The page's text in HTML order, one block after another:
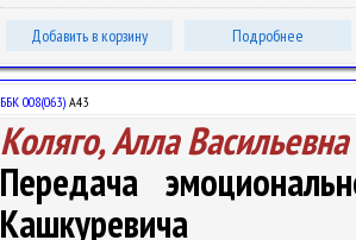
Добавить в корзину Подробнее
ББК 008(063) А43
Коляго, Алла Васильевна
Передача
Кашкуревича